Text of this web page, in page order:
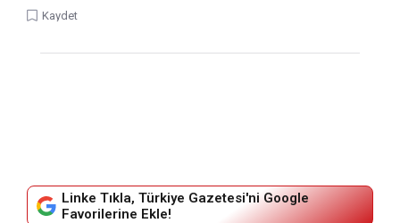
Kaydet
Linke Tıkla, Türkiye Gazetesi'ni Google
Favorilerine Ekle!